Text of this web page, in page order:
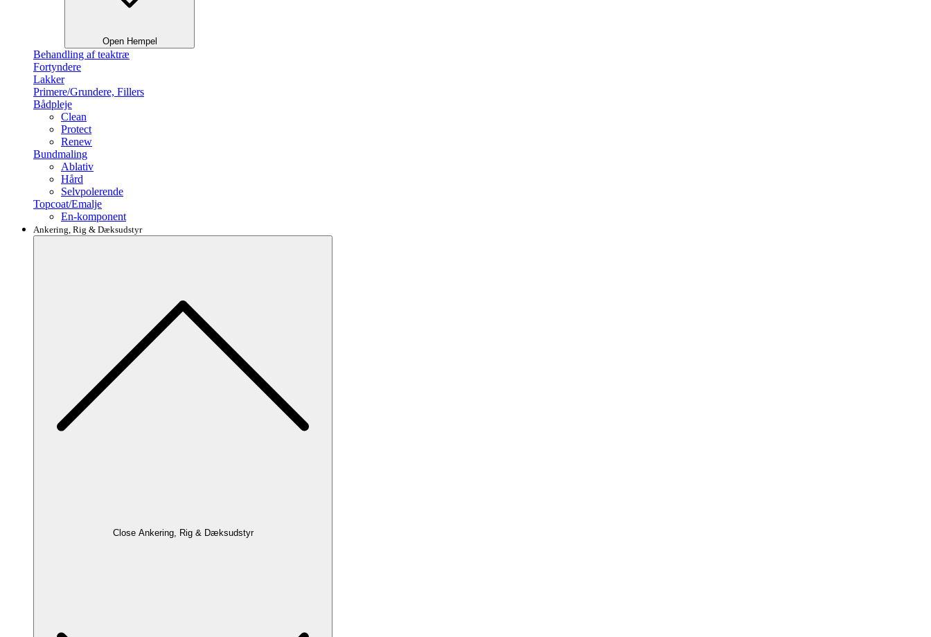
Open Hempel
Behandling af teaktræ
Fortyndere
Lakker
Primere/Grundere, Fillers
Bådpleje
Clean
Protect
Renew
Bundmaling
Ablativ
Hård
Selvpolerende
Topcoat/Emalje
En-komponent
Ankering, Rig & Dæksudstyr
Close Ankering, Rig & Dæksudstyr